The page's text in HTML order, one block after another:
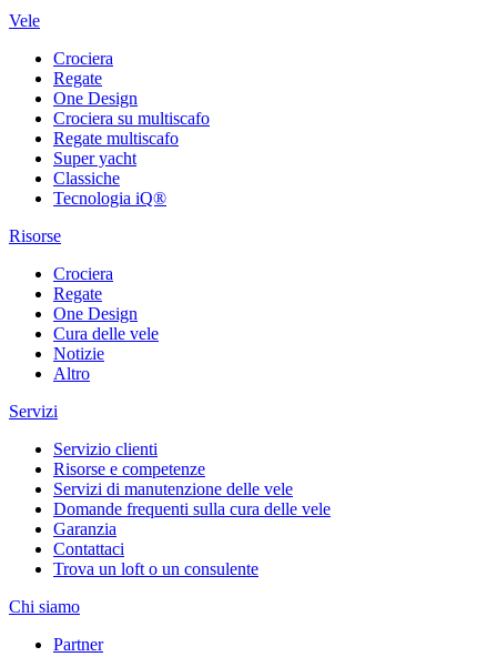
Vele
Crociera
Regate
One Design
Crociera su multiscafo
Regate multiscafo
Super yacht
Classiche
Tecnologia iQ®
Risorse
Crociera
Regate
One Design
Cura delle vele
Notizie
Altro
Servizi
Servizio clienti
Risorse e competenze
Servizi di manutenzione delle vele
Domande frequenti sulla cura delle vele
Garanzia
Contattaci
Trova un loft o un consulente
Chi siamo
Partner